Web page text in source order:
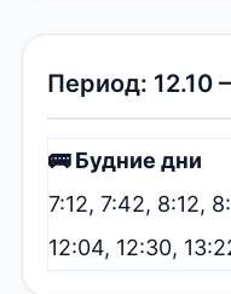
Период: 12.10
🚌 Будние дни
7:12, 7:42, 8:12,
12:04, 12:30,